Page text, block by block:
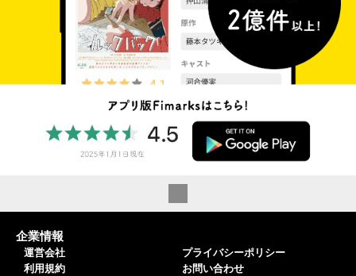
企業情報
運営会社
利用規約
プライバシーポリシー
お問い合わせ